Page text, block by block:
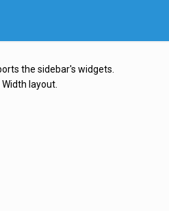
the sidebar's widgets.
layout.